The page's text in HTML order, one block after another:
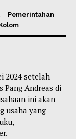
Pemerintahan
2024 setelah
Andreas di
ini akan
usaha yang